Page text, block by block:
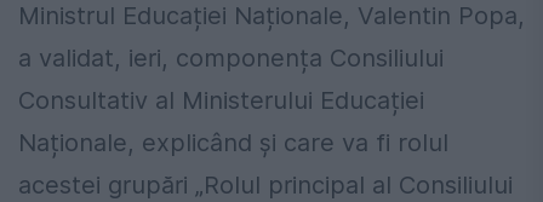
Ministrul Educației Naționale, Valentin Popa,
a validat, ieri, componența Consiliului
Consultativ al Ministerului Educației
Naționale, explicând și care va fi rolul
acestei grupări „Rolul principal al Consiliului